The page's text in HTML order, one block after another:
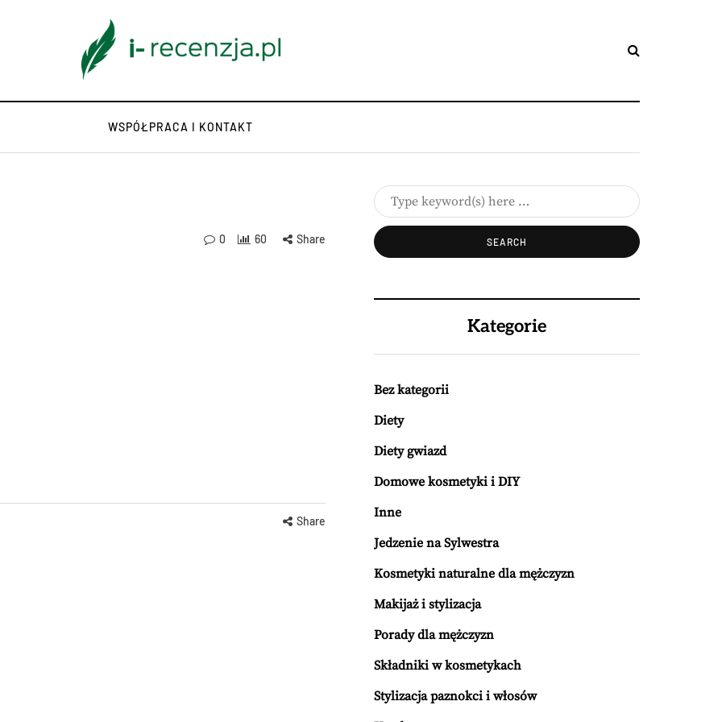
WSPÓŁPRACA I KONTAKT
0 60 Share
Share
Kategorie
Bez kategorii
Diety
Diety gwiazd
Domowe kosmetyki i DIY
Inne
Jedzenie na Sylwestra
Kosmetyki naturalne dla mężczyzn
Makijaż i stylizacja
Porady dla mężczyzn
Składniki w kosmetykach
Stylizacja paznokci i włosów